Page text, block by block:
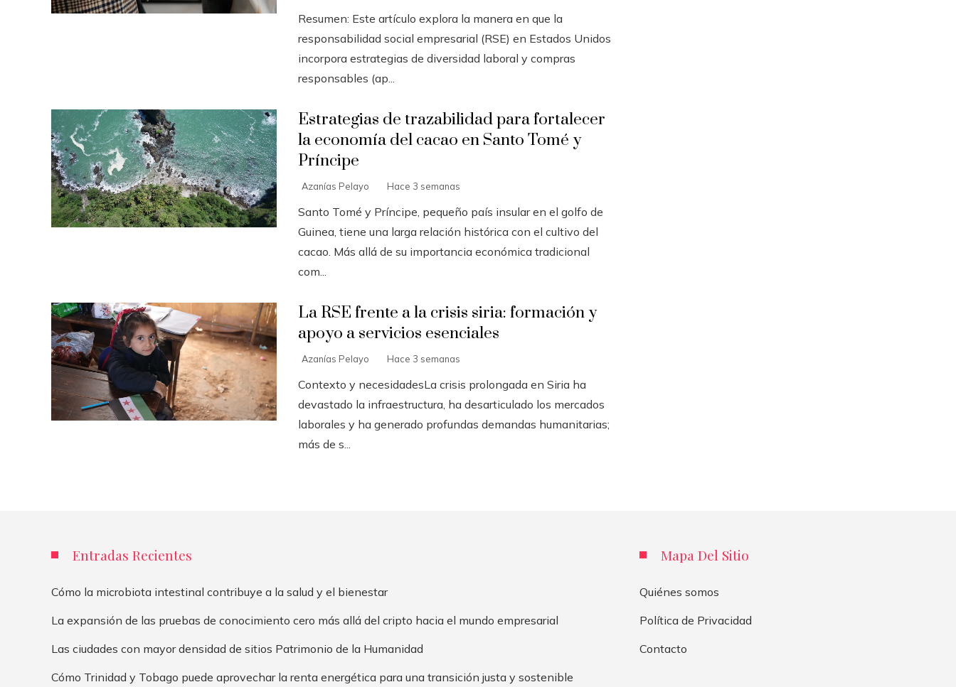
Resumen: Este artículo explora la manera en que la
responsabilidad social empresarial (RSE) en Estados Unidos
incorpora estrategias de diversidad laboral y compras
responsables (ap...
Estrategias de trazabilidad para fortalecer
la economía del cacao en Santo Tomé y
Príncipe
Azanías Pelayo Hace 3 semanas
Santo Tomé y Príncipe, pequeño país insular en el golfo de
Guinea, tiene una larga relación histórica con el cultivo del
cacao. Más allá de su importancia económica tradicional
com...
La RSE frente a la crisis siria: formación y
apoyo a servicios esenciales
Azanías Pelayo Hace 3 semanas
Contexto y necesidadesLa crisis prolongada en Siria ha
devastado la infraestructura, ha desarticulado los mercados
laborales y ha generado profundas demandas humanitarias;
más de s...
Entradas Recientes
Cómo la microbiota intestinal contribuye a la salud y el bienestar
La expansión de las pruebas de conocimiento cero más allá del cripto hacia el mundo empresarial
Las ciudades con mayor densidad de sitios Patrimonio de la Humanidad
Cómo Trinidad y Tobago puede aprovechar la renta energética para una transición justa y sostenible
Mapa Del Sitio
Quiénes somos
Política de Privacidad
Contacto